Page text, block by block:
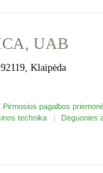
UAB
Klaipėda
Pirmosios pagalbos
technika Deguonies